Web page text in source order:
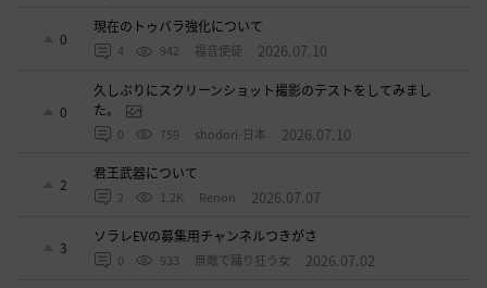
0
現在のトゥバラ強化について
4 942 福音使徒 2026.07.10
0
久しぶりにスクリーンショット撮影のテストをしてみまし
た。
0 759 shodori-日本 2026.07.10
2
君王武器について
2 1.2K Renon 2026.07.07
3
ソラレEVの募集用チャンネルつきがさ
0 933 無敵で踊り狂う女 2026.07.02